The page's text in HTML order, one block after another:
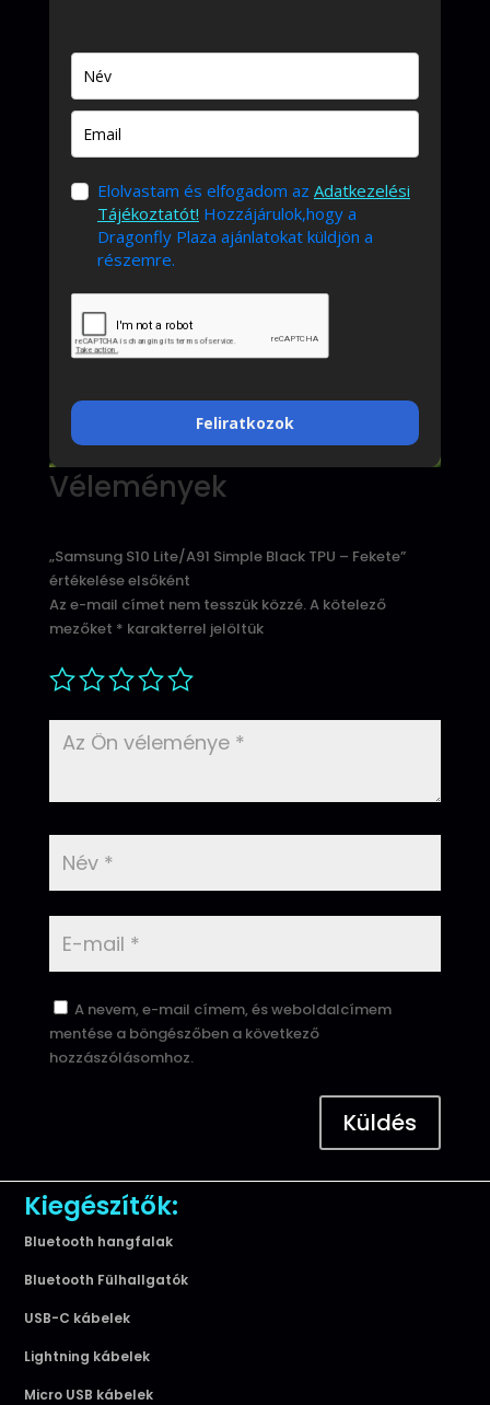
Elolvastam és elfogadom az Adatkezelési
Tájékoztatót! Hozzájárulok,hogy a
Dragonfly Plaza ajánlatokat küldjön a
részemre.
Feliratkozok
Vélemények
„Samsung S10 Lite/A91 Simple Black TPU – Fekete”
értékelése elsőként
Az e-mail címet nem tesszük közzé.A kötelező
mezőket * karakterrel jelöltük
A nevem, e-mail címem, és weboldalcímem
mentése a böngészőben a következő
hozzászólásomhoz.
Küldés
Kiegészítők:
Bluetooth hangfalak
Bluetooth Fülhallgatók
USB-C kábelek
Lightning kábelek
Micro USB kábelek